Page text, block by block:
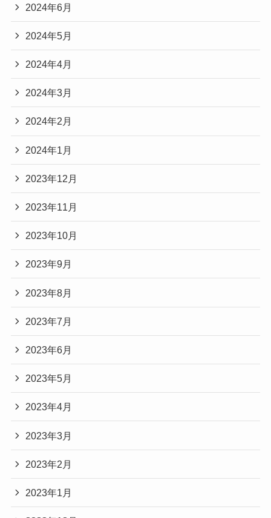
2024年6月
2024年5月
2024年4月
2024年3月
2024年2月
2024年1月
2023年12月
2023年11月
2023年10月
2023年9月
2023年8月
2023年7月
2023年6月
2023年5月
2023年4月
2023年3月
2023年2月
2023年1月